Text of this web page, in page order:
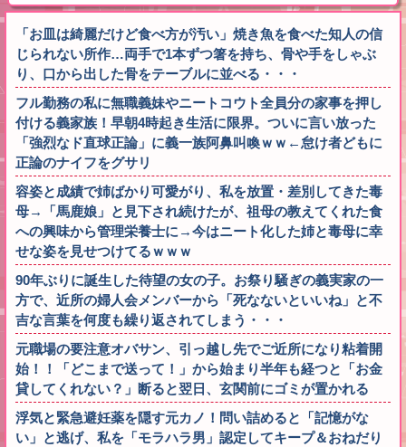
「お皿は綺麗だけど食べ方が汚い」焼き魚を食べた知人の信
じられない所作…両手で1本ずつ箸を持ち、骨や手をしゃぶ
り、口から出した骨をテーブルに並べる・・・
フル勤務の私に無職義妹やニートコウト全員分の家事を押し
付ける義家族！早朝4時起き生活に限界。ついに言い放った
「強烈なド直球正論」に義一族阿鼻叫喚ｗｗ←怠け者どもに
正論のナイフをグサリ
容姿と成績で姉ばかり可愛がり、私を放置・差別してきた毒
母→「馬鹿娘」と見下され続けたが、祖母の教えてくれた食
への興味から管理栄養士に→今はニート化した姉と毒母に幸
せな姿を見せつけてるｗｗｗ
90年ぶりに誕生した待望の女の子。お祭り騒ぎの義実家の一
方で、近所の婦人会メンバーから「死なないといいね」と不
吉な言葉を何度も繰り返されてしまう・・・
元職場の要注意オバサン、引っ越し先でご近所になり粘着開
始！！「どこまで送って！」から始まり半年も経つと「お金
貸してくれない？」断ると翌日、玄関前にゴミが置かれる
浮気と緊急避妊薬を隠す元カノ！問い詰めると「記憶がな
い」と逃げ、私を「モラハラ男」認定してキープ＆おねだり